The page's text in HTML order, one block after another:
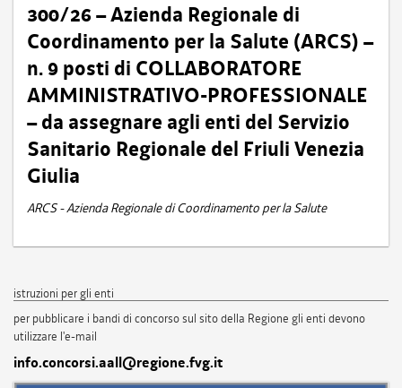
300/26 – Azienda Regionale di
Coordinamento per la Salute (ARCS) –
n. 9 posti di COLLABORATORE
AMMINISTRATIVO-PROFESSIONALE
– da assegnare agli enti del Servizio
Sanitario Regionale del Friuli Venezia
Giulia
ARCS - Azienda Regionale di Coordinamento per la Salute
istruzioni per gli enti
per pubblicare i bandi di concorso sul sito della Regione gli enti devono
utilizzare l'e-mail
info.concorsi.aall@regione.fvg.it